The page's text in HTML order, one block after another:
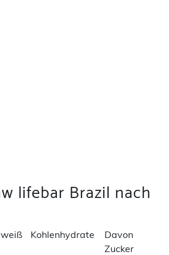
lifebar Brazil nach
Kohlenhydrate
Davon
Zucker